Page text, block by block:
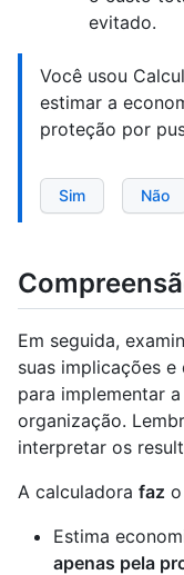
evitado.
Você usou
estimar a
proteção por
Sim Não
Em seguida,
suas implicações
para implementar
organização.
interpretar os
A calculadora faz
Estima
apenas pela